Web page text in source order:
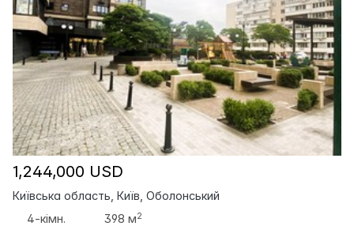
1,244,000 USD
Київська область, Київ, Оболонський
4-кімн.
398 м2